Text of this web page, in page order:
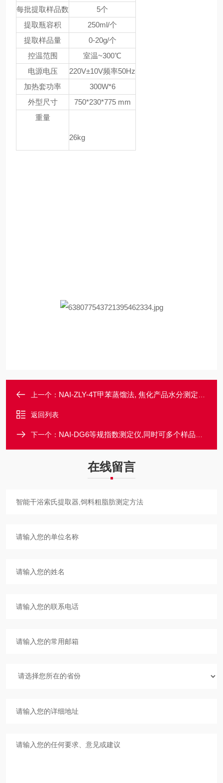
每批提取样品数
5个
提取瓶容积
250ml/个
提取样品量
0-20g/个
控温范围
室温~300℃
电源电压
220V±10V频率50Hz
加热套功率
300W*6
外型尺寸
750*230*775 mm
重量
26kg
上一个： NAI-ZLY-4T甲苯蒸馏法, 焦化产品水分测定方法
返回列表
下一个： NAI-DG6等规指数测定仪,同时可多个样品同步实验
在线留言